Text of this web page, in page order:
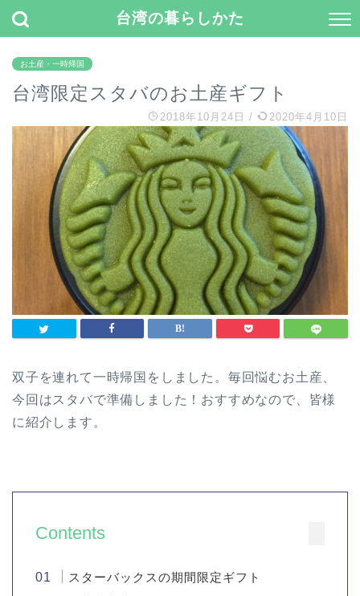
台湾の暮らしかた
お土産・一時帰国
台湾限定スタバのお土産ギフト
2018年10月24日 / 2020年4月10日
双子を連れて一時帰国をしました。毎回悩むお土産、
今回はスタバで準備しました！おすすめなので、皆様
に紹介します。
Contents
スターバックスの期間限定ギフト